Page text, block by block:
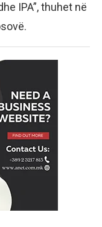
IPA”, thuhet në